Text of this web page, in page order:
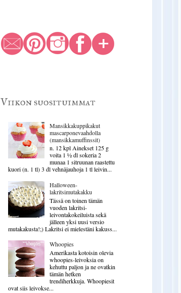
Viikon suosituimmat
Mansikkakuppikakut
mascarponevaahdolla
(mansikkamuffinssit)
n. 12 kpl Ainekset 125 g
voita 1 ½ dl sokeria 2
munaa 1 sitruunan raastettu
kuori (n. 1 tl) 3 dl vehnäjauhoja 1 tl leivin...
Halloween-
lakritsimutakakku
Tässä on toinen tämän
vuoden lakritsi-
leivontakokeiluista sekä
jälleen yksi uusi versio
mutakakusta!;) Lakritsi ei mielestäni kakuss...
Whoopies
Amerikasta kotoisin olevia
whoopies-leivoksia on
kehuttu paljon ja ne ovatkin
tämän hetken
trendiherkkuja. Whoopiesit
ovat siis leivokse...